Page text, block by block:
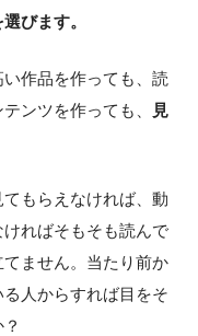
びます。
作品を作っても、読
ンツを作っても、
見
もらえなければ、動
ればそもそも読んで
ません。当たり前か
人からすれば目をそ